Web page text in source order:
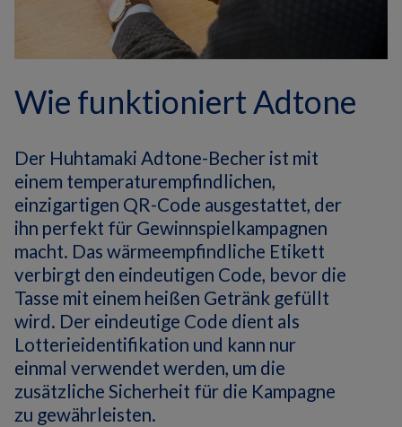
Wie funktioniert Adtone
Der Huhtamaki Adtone-Becher ist mit
einem temperaturempfindlichen,
einzigartigen QR-Code ausgestattet, der
ihn perfekt für Gewinnspielkampagnen
macht. Das wärmeempfindliche Etikett
verbirgt den eindeutigen Code, bevor die
Tasse mit einem heißen Getränk gefüllt
wird. Der eindeutige Code dient als
Lotterieidentifikation und kann nur
einmal verwendet werden, um die
zusätzliche Sicherheit für die Kampagne
zu gewährleisten.